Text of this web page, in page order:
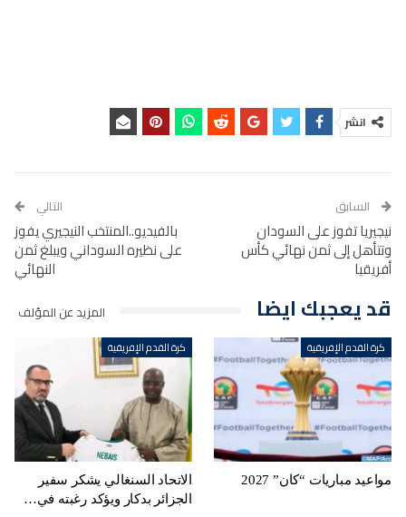
انشر
السابق
نيجيريا تفوز على السودان
وتتأهل إلى ثمن نهائي كأس
أفريقيا
التالي
بالفيديو..المنتخب النيجيري يفوز
على نظيره السوداني ويبلغ ثمن
النهائي
قد يعجبك ايضا المزيد عن المؤلف
كرة القدم الإفريقية
مواعيد مباريات “كان” 2027
كرة القدم الإفريقية
الاتحاد السنغالي يشكر سفير
الجزائر بدكار ويؤكد رغبته في…